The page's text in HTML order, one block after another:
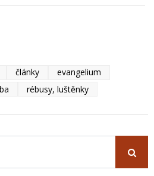
články
evangelium
rébusy, luštěnky